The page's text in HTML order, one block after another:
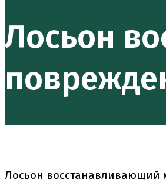
действия
для
волос
RISTRUTTURANTE
Лосьон
Лосьон восстанавливающий